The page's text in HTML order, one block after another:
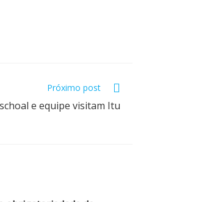
Próximo post
e equipe visitam Itu